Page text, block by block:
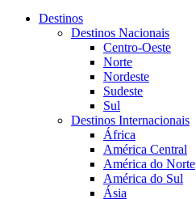
Destinos
Destinos Nacionais
Centro-Oeste
Norte
Nordeste
Sudeste
Sul
Destinos Internacionais
África
América Central
América do Norte
América do Sul
Ásia